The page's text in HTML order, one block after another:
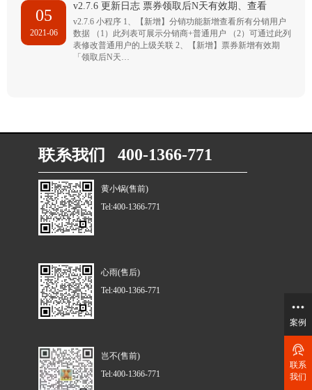
05
2021-06
v2.7.6 更新日志 票券领取后N天有效期、查看
v2.7.6 小程序 1、【新增】分销功能新增查看所有分销用户
数据 （1）此列表可展示分销商+普通用户 （2）可通过此列
表修改普通用户的上级关联 2、【新增】票券新增有效期
「领取后N天…
联系我们 400-1366-771
黄小锅(售前)
Tel:400-1366-771
心雨(售后)
Tel:400-1366-771
岂不(售前)
Tel:400-1366-771
案例
联系
我们